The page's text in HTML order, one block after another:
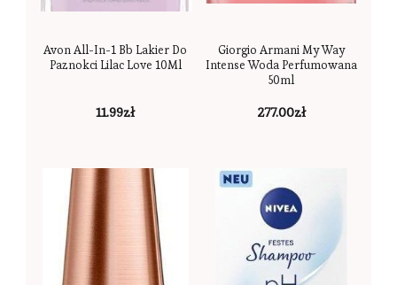
Avon All-In-1 Bb Lakier Do
Paznokci Lilac Love 10Ml
11.99zł
Giorgio Armani My Way
Intense Woda Perfumowana
50ml
277.00zł